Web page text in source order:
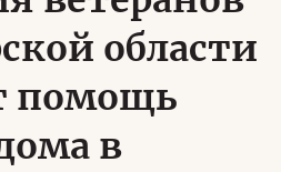
области
помощь
в
России